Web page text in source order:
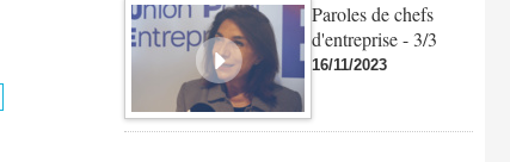
Paroles de chefs
d'entreprise - 3/3
16/11/2023